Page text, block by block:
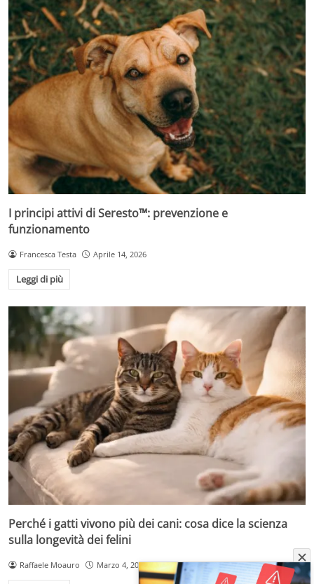
I principi attivi di Seresto™: prevenzione e
funzionamento
Francesca Testa Aprile 14, 2026
Leggi di più
Perché i gatti vivono più dei cani: cosa dice la scienza
sulla longevità dei felini
Raffaele Moauro Marzo 4, 2026